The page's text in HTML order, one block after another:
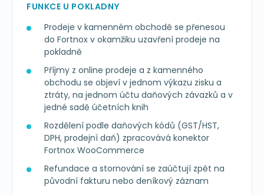
FUNKCE U POKLADNY
Prodeje v kamenném obchodě se přenesou
do Fortnox v okamžiku uzavření prodeje na
pokladně
Příjmy z online prodeje a z kamenného
obchodu se objeví v jednom výkazu zisku a
ztráty, na jednom účtu daňových závazků a v
jedné sadě účetních knih
Rozdělení podle daňových kódů (GST/HST,
DPH, prodejní daň) zpracovává konektor
Fortnox WooCommerce
Refundace a stornování se zaúčtují zpět na
původní fakturu nebo deníkový záznam